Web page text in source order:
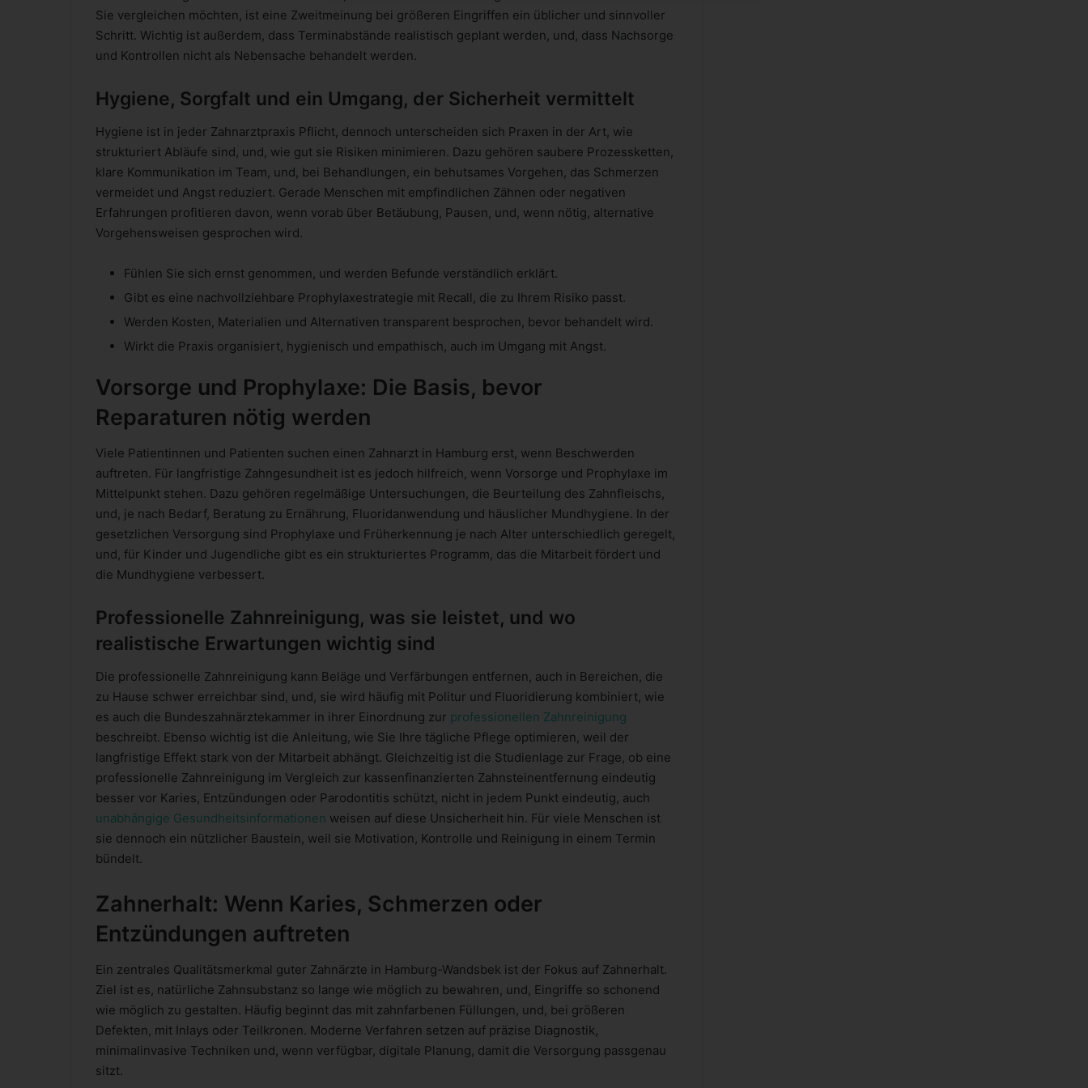
Sie vergleichen möchten, ist eine Zweitmeinung bei größeren Eingriffen ein üblicher und sinnvoller
Schritt. Wichtig ist außerdem, dass Terminabstände realistisch geplant werden, und, dass Nachsorge
und Kontrollen nicht als Nebensache behandelt werden.
Hygiene, Sorgfalt und ein Umgang, der Sicherheit vermittelt
Hygiene ist in jeder Zahnarztpraxis Pflicht, dennoch unterscheiden sich Praxen in der Art, wie
strukturiert Abläufe sind, und, wie gut sie Risiken minimieren. Dazu gehören saubere Prozessketten,
klare Kommunikation im Team, und, bei Behandlungen, ein behutsames Vorgehen, das Schmerzen
vermeidet und Angst reduziert. Gerade Menschen mit empfindlichen Zähnen oder negativen
Erfahrungen profitieren davon, wenn vorab über Betäubung, Pausen, und, wenn nötig, alternative
Vorgehensweisen gesprochen wird.
Fühlen Sie sich ernst genommen, und werden Befunde verständlich erklärt.
Gibt es eine nachvollziehbare Prophylaxestrategie mit Recall, die zu Ihrem Risiko passt.
Werden Kosten, Materialien und Alternativen transparent besprochen, bevor behandelt wird.
Wirkt die Praxis organisiert, hygienisch und empathisch, auch im Umgang mit Angst.
Vorsorge und Prophylaxe: Die Basis, bevor
Reparaturen nötig werden
Viele Patientinnen und Patienten suchen einen Zahnarzt in Hamburg erst, wenn Beschwerden
auftreten. Für langfristige Zahngesundheit ist es jedoch hilfreich, wenn Vorsorge und Prophylaxe im
Mittelpunkt stehen. Dazu gehören regelmäßige Untersuchungen, die Beurteilung des Zahnfleischs,
und, je nach Bedarf, Beratung zu Ernährung, Fluoridanwendung und häuslicher Mundhygiene. In der
gesetzlichen Versorgung sind Prophylaxe und Früherkennung je nach Alter unterschiedlich geregelt,
und, für Kinder und Jugendliche gibt es ein strukturiertes Programm, das die Mitarbeit fördert und
die Mundhygiene verbessert.
Professionelle Zahnreinigung, was sie leistet, und wo
realistische Erwartungen wichtig sind
Die professionelle Zahnreinigung kann Beläge und Verfärbungen entfernen, auch in Bereichen, die
zu Hause schwer erreichbar sind, und, sie wird häufig mit Politur und Fluoridierung kombiniert, wie
es auch die Bundeszahnärztekammer in ihrer Einordnung zur professionellen Zahnreinigung
beschreibt. Ebenso wichtig ist die Anleitung, wie Sie Ihre tägliche Pflege optimieren, weil der
langfristige Effekt stark von der Mitarbeit abhängt. Gleichzeitig ist die Studienlage zur Frage, ob eine
professionelle Zahnreinigung im Vergleich zur kassenfinanzierten Zahnsteinentfernung eindeutig
besser vor Karies, Entzündungen oder Parodontitis schützt, nicht in jedem Punkt eindeutig, auch
unabhängige Gesundheitsinformationen weisen auf diese Unsicherheit hin. Für viele Menschen ist
sie dennoch ein nützlicher Baustein, weil sie Motivation, Kontrolle und Reinigung in einem Termin
bündelt.
Zahnerhalt: Wenn Karies, Schmerzen oder
Entzündungen auftreten
Ein zentrales Qualitätsmerkmal guter Zahnärzte in Hamburg-Wandsbek ist der Fokus auf Zahnerhalt.
Ziel ist es, natürliche Zahnsubstanz so lange wie möglich zu bewahren, und, Eingriffe so schonend
wie möglich zu gestalten. Häufig beginnt das mit zahnfarbenen Füllungen, und, bei größeren
Defekten, mit Inlays oder Teilkronen. Moderne Verfahren setzen auf präzise Diagnostik,
minimalinvasive Techniken und, wenn verfügbar, digitale Planung, damit die Versorgung passgenau
sitzt.